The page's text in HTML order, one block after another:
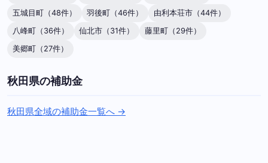
五城目町（48件）
羽後町（46件）
由利本荘市（44件）
八峰町（36件）
仙北市（31件）
藤里町（29件）
美郷町（27件）
秋田県の補助金
秋田県全域の補助金一覧へ →